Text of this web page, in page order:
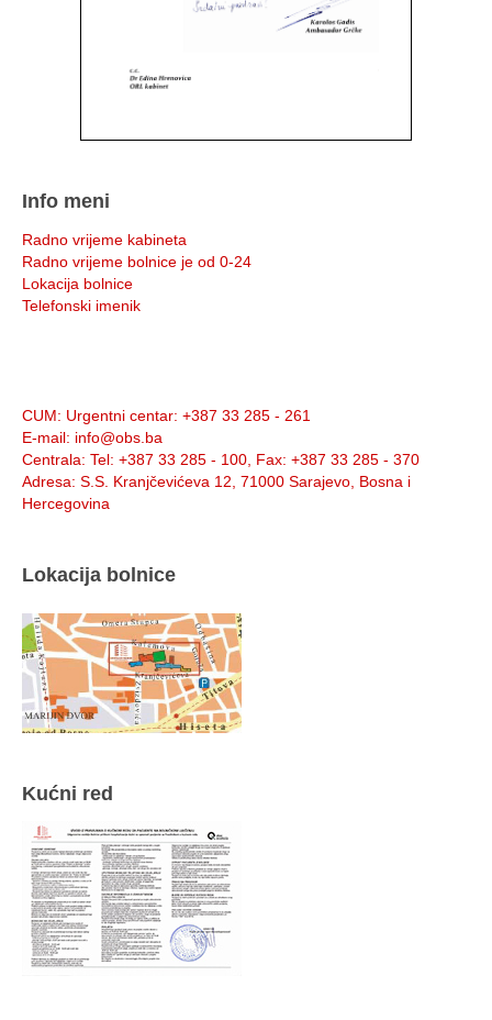
Info meni
Radno vrijeme kabineta
Radno vrijeme bolnice je od 0-24
Lokacija bolnice
Telefonski imenik
CUM: Urgentni centar: +387 33 285 - 261
E-mail: info@obs.ba
Centrala: Tel: +387 33 285 - 100, Fax: +387 33 285 - 370
Adresa: S.S. Kranjčevićeva 12, 71000 Sarajevo, Bosna i
Hercegovina
Lokacija bolnice
Kućni red